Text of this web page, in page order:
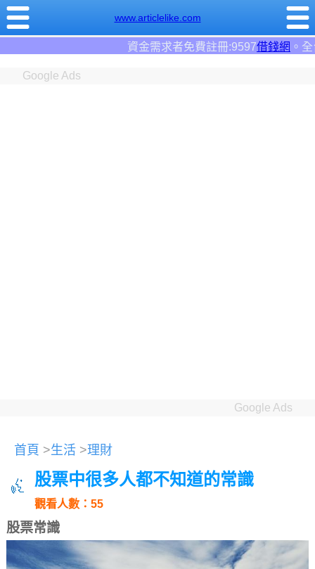
www.articlelike.com
資金需求者免費註冊:9597借錢網。全台前三大借錢網站
Google Ads
Google Ads
首頁 >生活 >理財
股票中很多人都不知道的常識
觀看人數：55
股票常識